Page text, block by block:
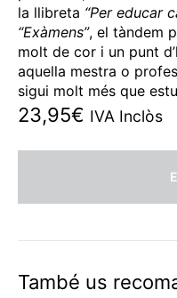
la llibreta “Per educar
“Exàmens”, el tàndem
molt de cor i un punt
aquella mestra o
sigui molt més que
23,95€ IVA Inclòs
També us